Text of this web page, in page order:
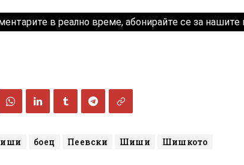
в реално време, абонирайте се за нашите
боец Пеевски Шиши Шишкото